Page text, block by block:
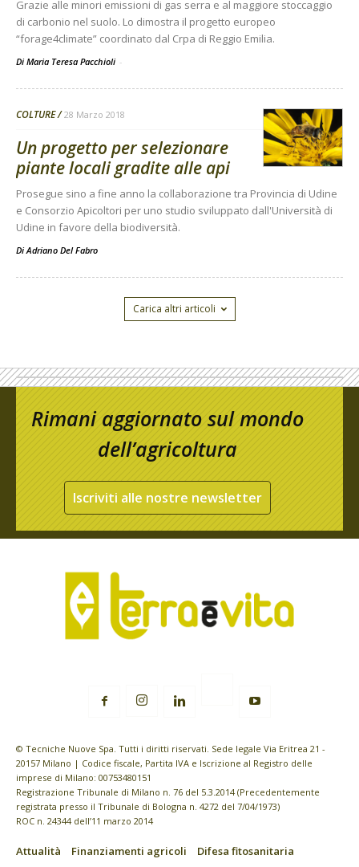
Grazie alle minori emissioni di gas serra e al maggiore stoccaggio
di carbonio nel suolo. Lo dimostra il progetto europeo
“forage4climate” coordinato dal Crpa di Reggio Emilia.
Di Maria Teresa Pacchioli -
COLTURE 28 Marzo 2018
Un progetto per selezionare
piante locali gradite alle api
Prosegue sino a fine anno la collaborazione tra Provincia di Udine
e Consorzio Apicoltori per uno studio sviluppato dall'Università di
Udine in favore della biodiversità.
DiAdriano Del Fabro
Carica altri articoli
Rimani aggiornato sul mondo
dell’agricoltura
Iscriviti alle nostre newsletter
© Tecniche Nuove Spa. Tutti i diritti riservati. Sede legale Via Eritrea 21 -
20157 Milano | Codice fiscale, Partita IVA e Iscrizione al Registro delle
imprese di Milano: 00753480151
Registrazione Tribunale di Milano n. 76 del 5.3.2014 (Precedentemente
registrata presso il Tribunale di Bologna n. 4272 del 7/04/1973)
ROC n. 24344 dell’11 marzo 2014
Attualità Finanziamenti agricoli
Difesa fitosanitaria